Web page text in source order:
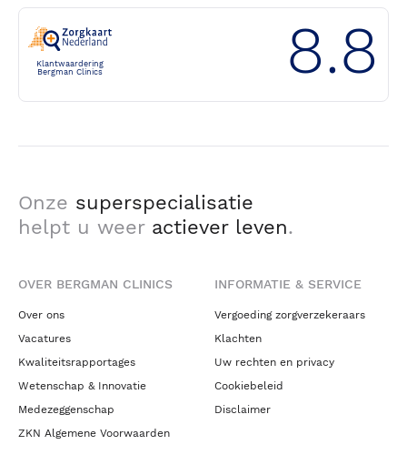
Klantwaardering
Bergman Clinics
8.8
Onze superspecialisatie
helpt u weer actiever leven.
OVER BERGMAN CLINICS
Over ons
Vacatures
Kwaliteitsrapportages
Wetenschap & Innovatie
Medezeggenschap
ZKN Algemene Voorwaarden
INFORMATIE & SERVICE
Vergoeding zorgverzekeraars
Klachten
Uw rechten en privacy
Cookiebeleid
Disclaimer